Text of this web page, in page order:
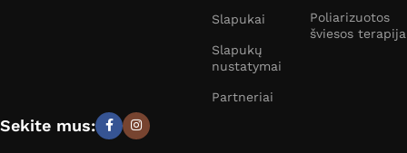
Slapukai
Slapukų
nustatymai
Partneriai
Poliarizuotos
šviesos terapija
Sekite mus: